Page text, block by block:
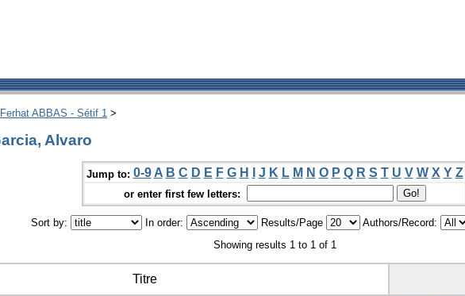
ABBAS - Sétif 1 >
Alvaro
Jump to: 0-9 A B C D E F G H J K L M N O P Q R S T U V W X Y Z
or enter first few letters:
Sort by: In order: Results/Page
Authors/Record:
Showing results 1 to 1 of 1
Titre